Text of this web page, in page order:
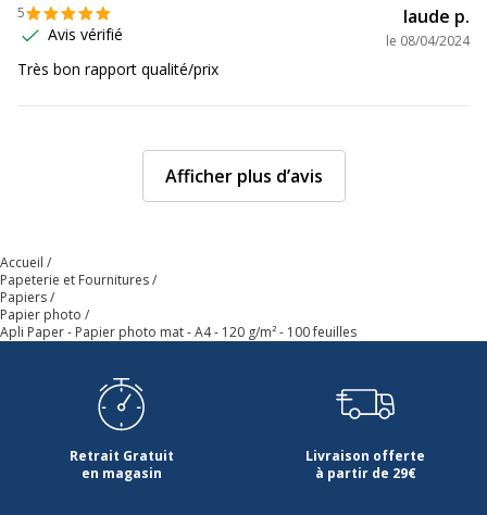
5
Avis vérifié
laude p.
le 08/04/2024
Très bon rapport qualité/prix
Afficher plus d’avis
Accueil
Papeterie et Fournitures
Papiers
Papier photo
Apli Paper - Papier photo mat - A4 - 120 g/m² - 100 feuilles
Retrait Gratuit
en magasin
Livraison offerte
à partir de 29€